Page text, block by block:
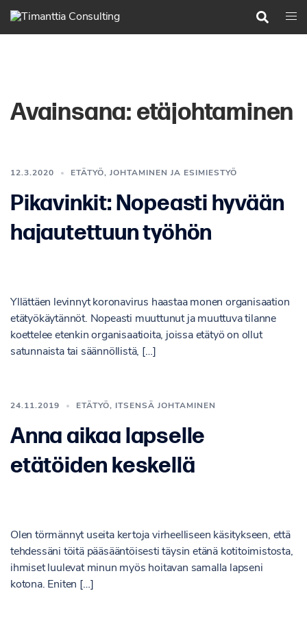
pääsisältöön
Search
Avainsana: etäjohtaminen
12.3.2020 ETÄTYÖ, JOHTAMINEN JA ESIMIESTYÖ
Pikavinkit: Nopeasti hyvään
hajautettuun työhön
Yllättäen levinnyt koronavirus haastaa monen organisaation
etätyökäytännöt. Nopeasti muuttunut ja muuttuva tilanne
koettelee etenkin organisaatioita, joissa etätyö on ollut
satunnaista tai säännöllistä, […]
24.11.2019 ETÄTYÖ, ITSENSÄ JOHTAMINEN
Anna aikaa lapselle
etätöiden keskellä
Olen törmännyt useita kertoja virheelliseen käsitykseen, että
tehdessäni töitä pääsääntöisesti täysin etänä kotitoimistosta,
ihmiset luulevat minun myös hoitavan samalla lapseni
kotona. Eniten […]